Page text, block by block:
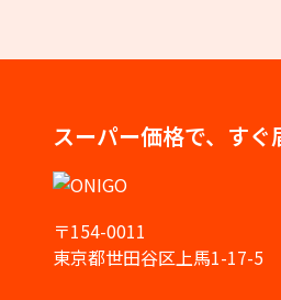
スーパー価格で、すぐ
〒154-0011
東京都世田谷区上馬1-17-5